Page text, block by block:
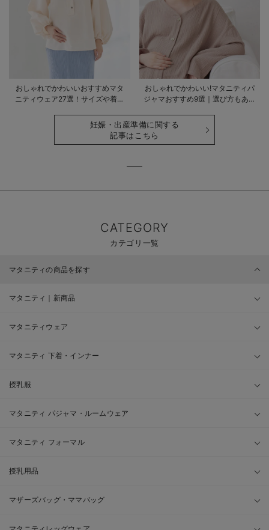
おしゃれでかわいいおすすめマタ
ニティウェア27選！サイズや着る
おしゃれでかわいい!マタニティパ
ジャマおすすめ9選｜選び方もあわ
妊娠・出産準備に関する
記事はこちら
CATEGORY
カテゴリ一覧
マタニティの商品を探す
マタニティ｜新商品
マタニティウェア
マタニティ 下着・インナー
授乳服
マタニティ パジャマ・ルームウェア
マタニティ フォーマル
授乳用品
マザーズバッグ・ママバッグ